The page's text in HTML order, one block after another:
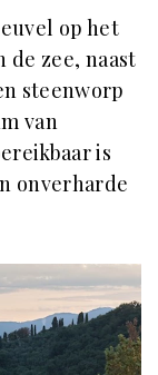
op het
zee, naast
steenworp
van
is
onverharde